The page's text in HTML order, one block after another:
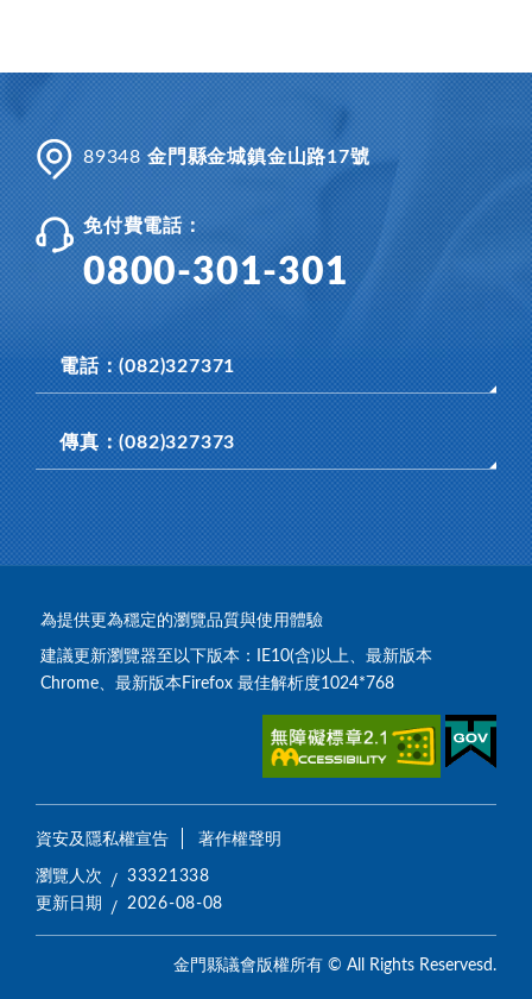
89348 金門縣金城鎮金山路17號
免付費電話：
0800-301-301
電話：(082)327371
傳真：(082)327373
為提供更為穩定的瀏覽品質與使用體驗
建議更新瀏覽器至以下版本：IE10(含)以上、最新版本
Chrome、最新版本Firefox 最佳解析度1024*768
資安及隱私權宣告 著作權聲明
瀏覽人次
33321338
更新日期
2026-08-08
金門縣議會版權所有 © All Rights Reservesd.